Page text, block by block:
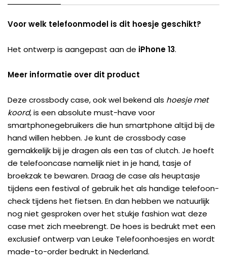
Voor welk telefoonmodel is dit hoesje geschikt?
Het ontwerp is aangepast aan de iPhone 13.
Meer informatie over dit product
Deze crossbody case, ook wel bekend als hoesje met
koord, is een absolute must-have voor
smartphonegebruikers die hun smartphone altijd bij de
hand willen hebben. Je kunt de crossbody case
gemakkelijk bij je dragen als een tas of clutch. Je hoeft
de telefooncase namelijk niet in je hand, tasje of
broekzak te bewaren. Draag de case als heuptasje
tijdens een festival of gebruik het als handige telefoon-
check tijdens het fietsen. En dan hebben we natuurlijk
nog niet gesproken over het stukje fashion wat deze
case met zich meebrengt. De hoes is bedrukt met een
exclusief ontwerp van Leuke Telefoonhoesjes en wordt
made-to-order bedrukt in Nederland.